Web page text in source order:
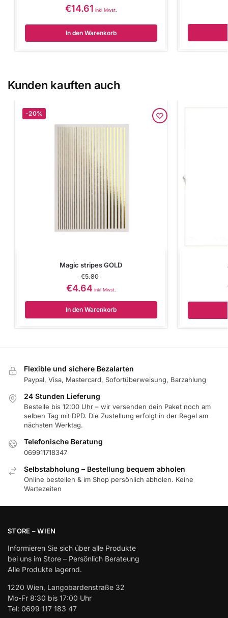
€14.61 inkl Mwst.
In den Warenkorb
Kunden kauften auch
-20%
Magic stripes GOLD
€5.80
€4.64 inkl Mwst.
In den Warenkorb
Flexible und sichere Bezalarten
Paypal, Visa, Mastercard, Sofortüberweisung, Barzahlung
24 Stunden Lieferung
Bestelle bis 12:00 Uhr – wir versenden dein Paket noch am
selben Tag mit DPD. Die Zustellung erfolgt in der Regel am
nächsten Werktag.
Telefonische Beratung
069911718347
Selbstabholung – Bestellung bequem abholen
Online bestellen & im Shop persönlich abholen. Keine
Wartezeiten
STORE – WIEN
Informieren Sie sich über alle Produkte
bei uns im Store – Persönlich Berateung
Alle Produkte lagernd.
1220 Wien, Langobardenstraße 32
Mo-Fr 8:30 bis 17:00 Uhr
Tel: 0699 117 183 47